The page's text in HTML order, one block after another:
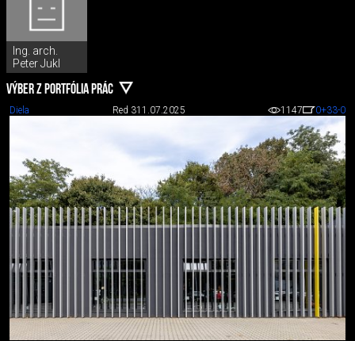
Ing. arch.
Peter Jukl
VÝBER Z PORTFÓLIA PRÁC
Diela Red 311.07.2025 1147 0+33-0